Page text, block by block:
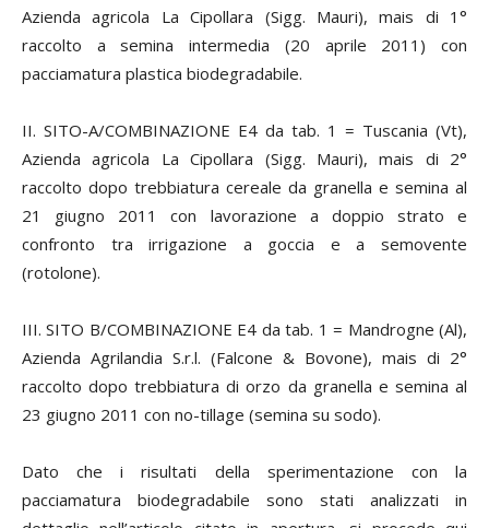
Azienda agricola La Cipollara (Sigg. Mauri), mais di 1°
raccolto a semina intermedia (20 aprile 2011) con
pacciamatura plastica biodegradabile.
II. SITO-A/COMBINAZIONE E4 da tab. 1 = Tuscania (Vt),
Azienda agricola La Cipollara (Sigg. Mauri), mais di 2°
raccolto dopo trebbiatura cereale da granella e semina al
21 giugno 2011 con lavorazione a doppio strato e
confronto tra irrigazione a goccia e a semovente
(rotolone).
III. SITO B/COMBINAZIONE E4 da tab. 1 = Mandrogne (Al),
Azienda Agrilandia S.r.l. (Falcone & Bovone), mais di 2°
raccolto dopo trebbiatura di orzo da granella e semina al
23 giugno 2011 con no-tillage (semina su sodo).
Dato che i risultati della sperimentazione con la
pacciamatura biodegradabile sono stati analizzati in